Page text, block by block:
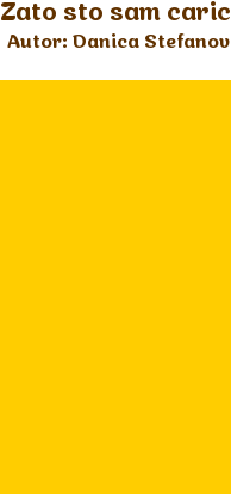
Zato sto sam
Autor: Danica